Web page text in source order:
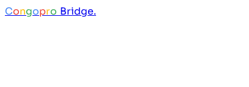
Congopro Bridge.